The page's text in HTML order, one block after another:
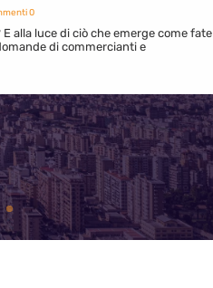
0
alla luce di ciò che emerge come fate
di commercianti e